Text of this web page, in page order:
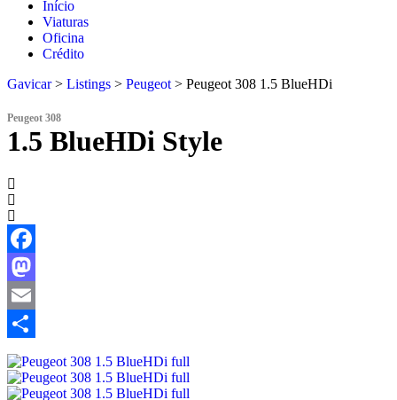
Início
Viaturas
Oficina
Crédito
Gavicar> Listings > Peugeot > Peugeot 308 1.5 BlueHDi
Peugeot 308
1.5 BlueHDi Style
Facebook
Mastodon
Email
Share